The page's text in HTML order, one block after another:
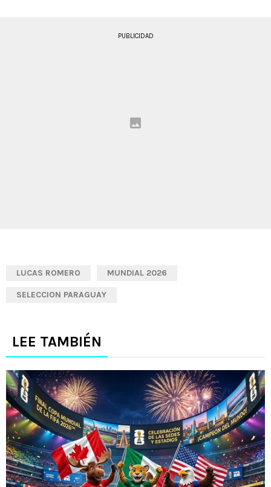
PUBLICIDAD
LUCAS ROMERO MUNDIAL 2026
SELECCION PARAGUAY
LEE TAMBIÉN